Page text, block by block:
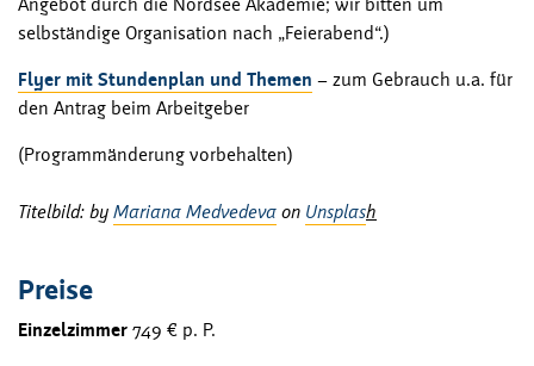
Angebot durch die Nordsee Akademie; wir bitten um
selbständige Organisation nach „Feierabend“.)
Flyer mit Stundenplan und Themen – zum Gebrauch u.a. für
den Antrag beim Arbeitgeber
(Programmänderung vorbehalten)
Titelbild: by Mariana Medvedeva on Unsplash
Preise
Einzelzimmer 749 € p. P.